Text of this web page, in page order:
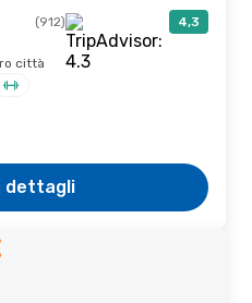
(912) 4,3
città
dettagli